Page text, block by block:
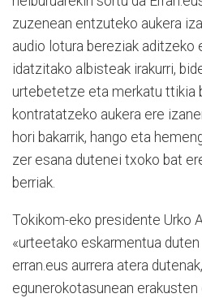
zuzenean entzuteko aukera
audio lotura bereziak aditzeko
idatzitako albisteak irakurri,
urtebetetze eta merkatu ttikia
kontratatzeko aukera ere
hori bakarrik, hango eta
zer esana dutenei txoko bat
berriak.
Tokikom-eko presidente Urko
«urteetako eskarmentua
erran.eus aurrera atera
egunerokotasunean